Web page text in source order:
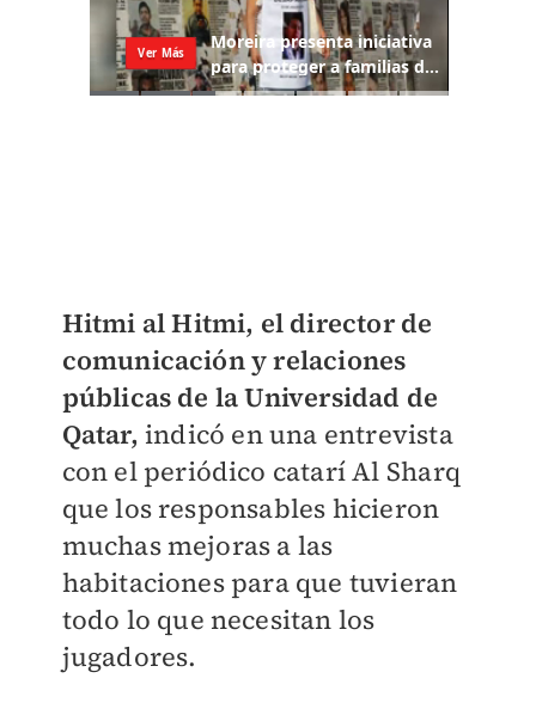
Hitmi al Hitmi, el director de
comunicación y relaciones
públicas de la Universidad de
Qatar, indicó en una entrevista
con el periódico catarí Al Sharq
que los responsables hicieron
muchas mejoras a las
habitaciones para que tuvieran
todo lo que necesitan los
jugadores.